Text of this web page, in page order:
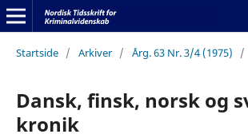
Startside / Arkiver / Årg. 63 Nr. 3/4 (1975) /
Dansk, finsk, norsk og
kronik